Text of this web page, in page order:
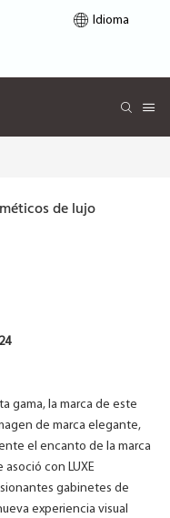
Idioma
de lujo
gama, la marca de este
de marca elegante,
el encanto de la marca
con LUXE
gabinetes de
experiencia visual